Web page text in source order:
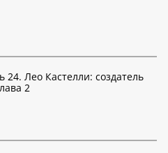
24. Лео Кастелли: создатель
2